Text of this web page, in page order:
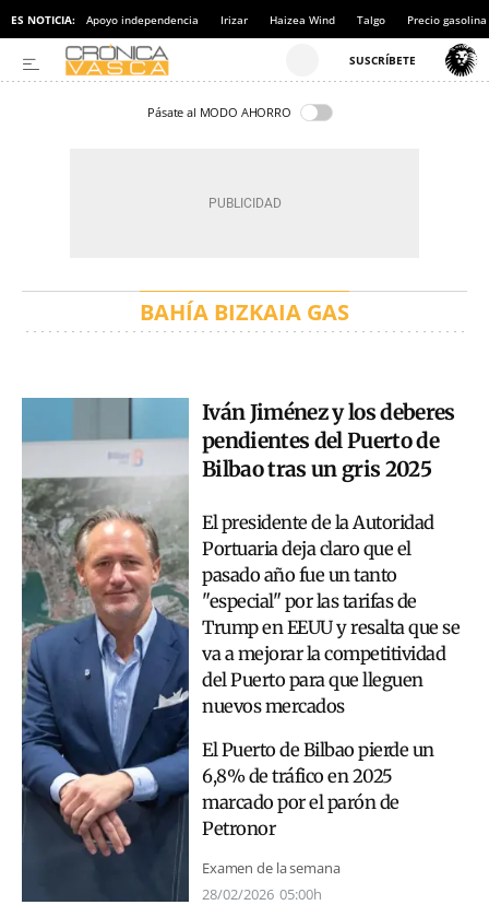
ES NOTICIA: Apoyo independencia Irizar Haizea Wind Talgo Precio gasolina
Pásate al MODO AHORRO
BAHÍA BIZKAIA GAS
Iván Jiménez y los deberes
pendientes del Puerto de
Bilbao tras un gris 2025
El presidente de la Autoridad
Portuaria deja claro que el
pasado año fue un tanto
"especial" por las tarifas de
Trump en EEUU y resalta quese
va a mejorar la competitividad
del Puerto para que lleguen
nuevos mercados
El Puerto de Bilbao pierde un
6,8% de tráfico en 2025
marcado por el parón de
Petronor
Examen de la semana
28/02/2026 05:00h